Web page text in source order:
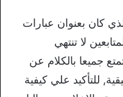
كان بعنوان عبارات
لا تنتهي
جميعا بالكلام عن
للتأكيد علي كيفية